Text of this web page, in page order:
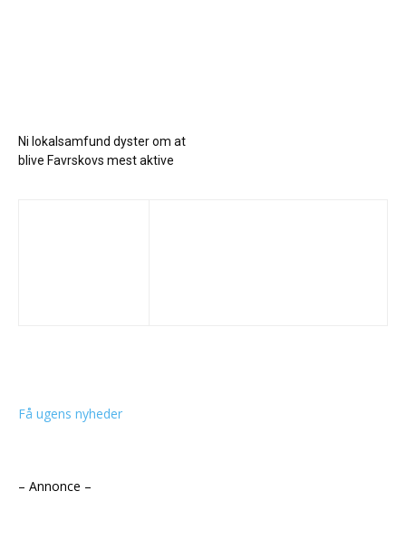
Ni lokalsamfund dyster om at
blive Favrskovs mest aktive
Få ugens nyheder
– Annonce –